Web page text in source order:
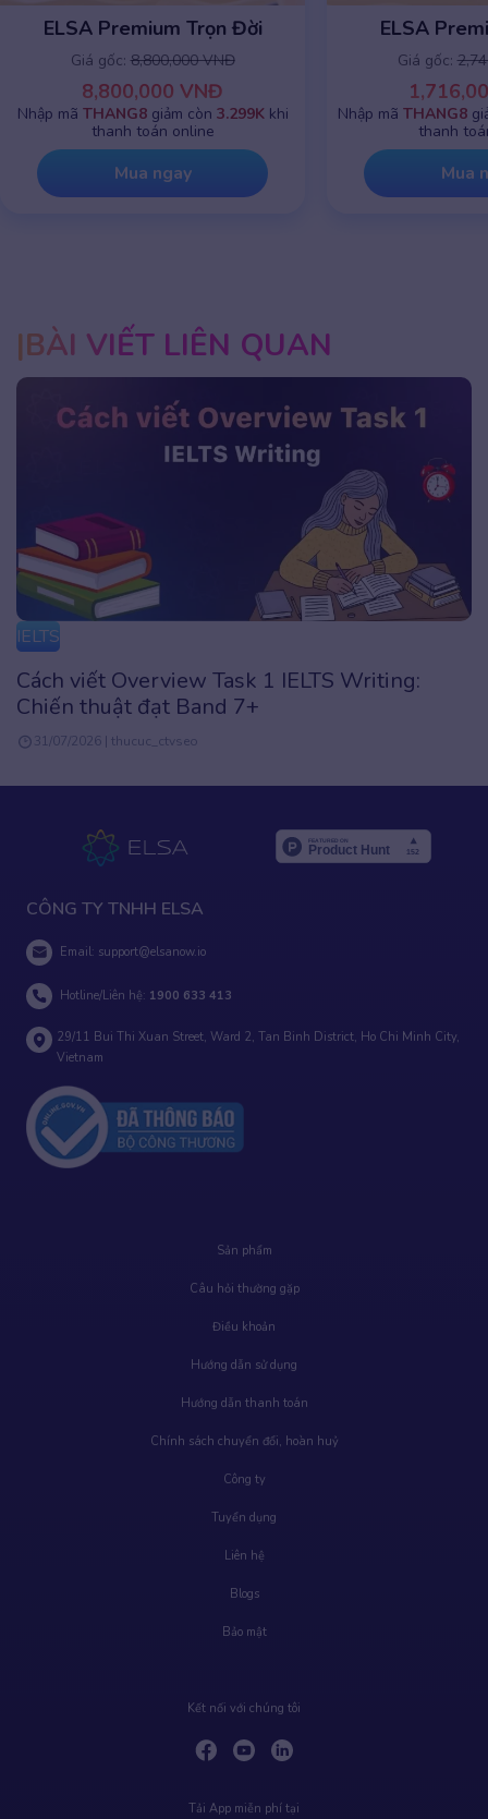
ELSA Premium 1 năm
Giá gốc:2,745,000 VNĐ
1,716,000 VNĐ
Nhập mã THANG8giảm chỉ còn799Kkhi
thanh toán online
Mua ngay
ELSA
Giá gốc:
Nhập mãTHANG8
thanh
Mua
BÀI VIẾT LIÊN QUAN
IELTS
Luyện Reading IELTS hiệu quả: Phương pháp
và tài liệu mới nhất
31/07/2026 | thucuc_ctvseo
CÔNG TY TNHH ELSA
Email: support@elsanow.io
Hotline/Liên hệ: 1900 633 413
29/11 Bui Thi Xuan Street, Ward 2, Tan Binh District, Ho Chi Minh City,
Vietnam
Sản phẩm
Câu hỏi thường gặp
Điều khoản
Hướng dẫn sử dụng
Hướng dẫn thanh toán
Chính sách chuyển đổi, hoàn huỷ
Công ty
Tuyển dụng
Liên hệ
Blogs
Bảo mật
Kết nối với chúng tôi
Tải App miễn phí tại